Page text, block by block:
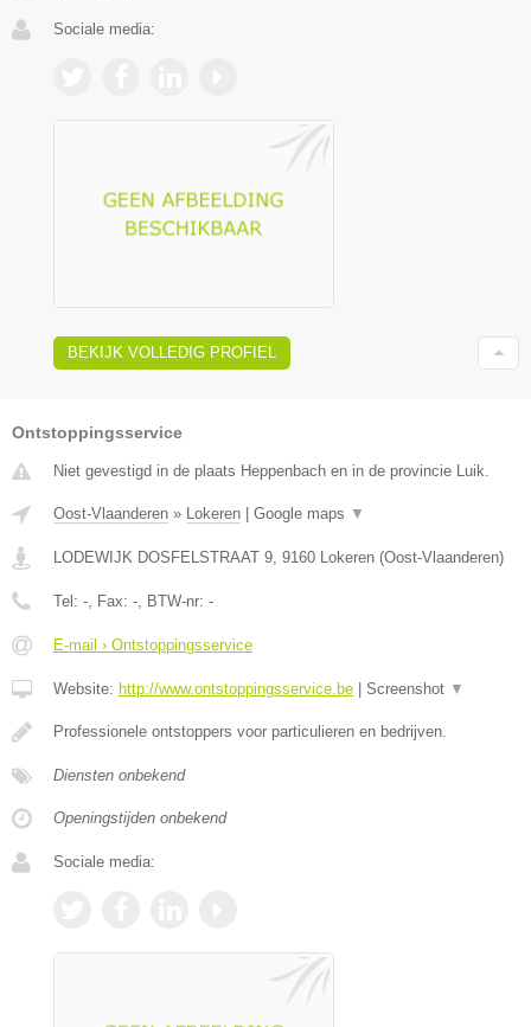
Sociale media:
BEKIJK VOLLEDIG PROFIEL
Ontstoppingsservice
Niet gevestigd in de plaats Heppenbach en in de provincie Luik.
Oost-Vlaanderen » Lokeren Google maps ▼
LODEWIJK DOSFELSTRAAT 9, 9160 Lokeren (Oost-Vlaanderen)
Tel: -, Fax: -, BTW-nr: -
E-mail › Ontstoppingsservice
Website: http://www.ontstoppingsservice.be Screenshot ▼
Professionele ontstoppers voor particulieren en bedrijven.
Diensten onbekend
Openingstijden onbekend
Sociale media: